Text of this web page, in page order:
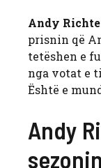
Andy
prisnin që
tetëshen e
nga votat e
Është e
Andy